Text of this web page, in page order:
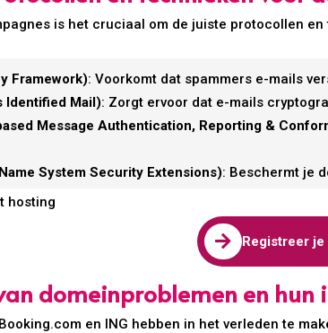
is het cruciaal om de juiste protocollen
Framework): Voorkomt dat spammers e-mails
Identified Mail): Zorgt ervoor dat e-mails
Message Authentication, Reporting &
System Security Extensions): Beschermt je
 Registreer je
domeinproblemen en
en ING hebben in het verleden te